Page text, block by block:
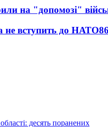
на "допомозі"
не вступить до НАТО